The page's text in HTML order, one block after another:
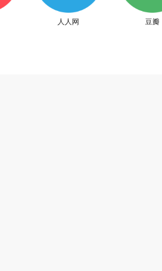
人人网 豆瓣